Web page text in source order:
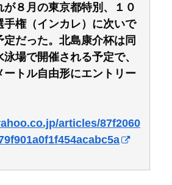
が８月の東京都特別、１０
手権（インカレ）に次いで
だった。北島康介杯は同
場で開催される予定で、
ートル自由形にエントリー
articles/87f2060